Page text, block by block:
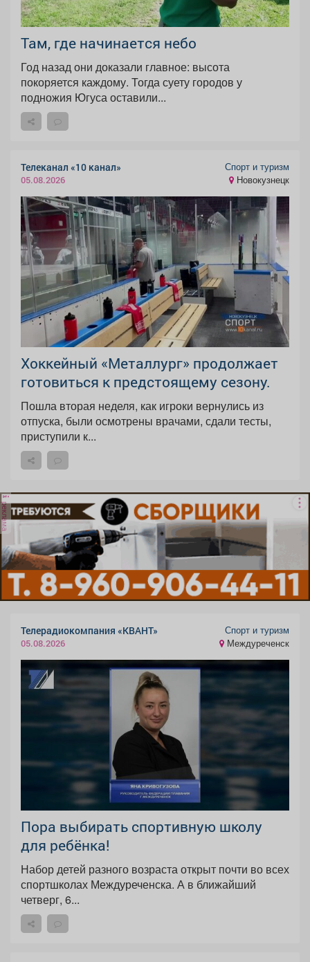
Там, где начинается небо
Год назад они доказали главное: высота
покоряется каждому. Тогда суету городов у
подножия Югуса оставили...
Телеканал «10 канал»
05.08.2026
Спорт и туризм
Новокузнецк
Хоккейный «Металлург» продолжает
готовиться к предстоящему сезону.
Пошла вторая неделя, как игроки вернулись из
отпуска, были осмотрены врачами, сдали тесты,
приступили к...
реклама
Телерадиокомпания «КВАНТ»
05.08.2026
Спорт и туризм
Междуреченск
Пора выбирать спортивную школу
для ребёнка!
Набор детей разного возраста открыт почти во всех
спортшколах Междуреченска. А в ближайший
четверг, 6...